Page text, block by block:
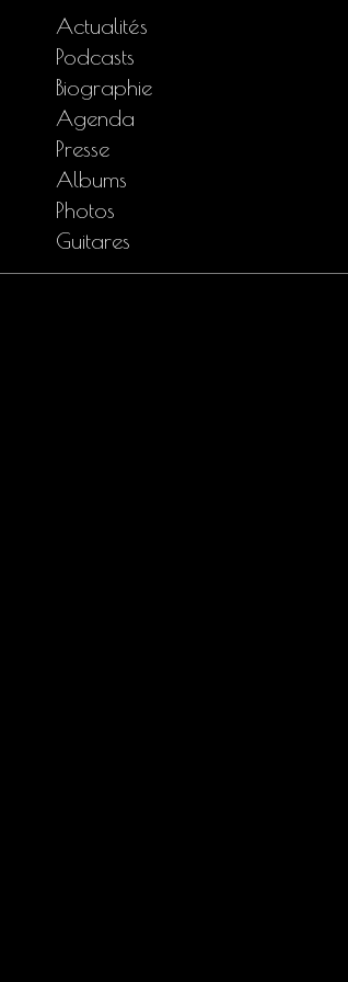
Actualités
Podcasts
Biographie
Agenda
Presse
Albums
Photos
Guitares